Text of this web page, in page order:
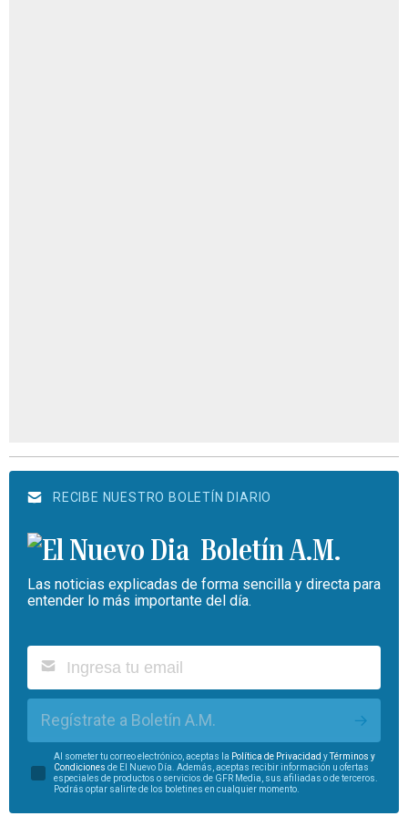
RECIBE NUESTRO BOLETÍN DIARIO
Boletín A.M.
Las noticias explicadas de forma sencilla y directa para
entender lo más importante del día.
Regístrate a Boletín A.M.
Al someter tu correo electrónico, aceptas la Política de Privacidad yTérminos y
Condiciones de El Nuevo Día. Además, aceptas recibir información u ofertas
especiales de productos o servicios de GFR Media, sus afiliadas o de terceros.
Podrás optar salirte de los boletines en cualquier momento.